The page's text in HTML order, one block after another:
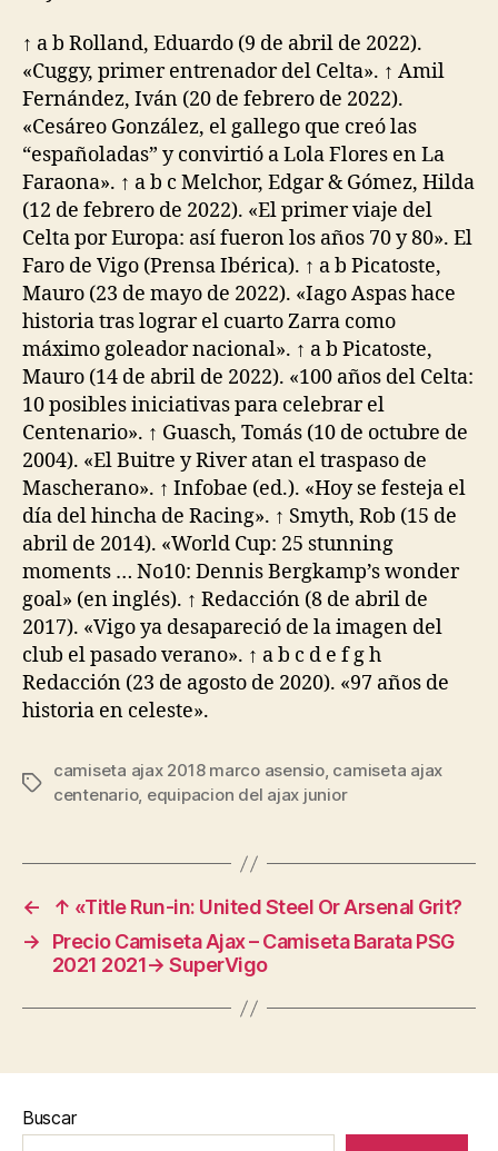
↑ a b Rolland, Eduardo (9 de abril de 2022).
«Cuggy, primer entrenador del Celta». ↑ Amil
Fernández, Iván (20 de febrero de 2022).
«Cesáreo González, el gallego que creó las
“españoladas” y convirtió a Lola Flores en La
Faraona». ↑ a b c Melchor, Edgar & Gómez, Hilda
(12 de febrero de 2022). «El primer viaje del
Celta por Europa: así fueron los años 70 y 80». El
Faro de Vigo (Prensa Ibérica). ↑ a b Picatoste,
Mauro (23 de mayo de 2022). «Iago Aspas hace
historia tras lograr el cuarto Zarra como
máximo goleador nacional». ↑ a b Picatoste,
Mauro (14 de abril de 2022). «100 años del Celta:
10 posibles iniciativas para celebrar el
Centenario». ↑ Guasch, Tomás (10 de octubre de
2004). «El Buitre y River atan el traspaso de
Mascherano». ↑ Infobae (ed.). «Hoy se festeja el
día del hincha de Racing». ↑ Smyth, Rob (15 de
abril de 2014). «World Cup: 25 stunning
moments … No10: Dennis Bergkamp’s wonder
goal» (en inglés). ↑ Redacción (8 de abril de
2017). «Vigo ya desapareció de la imagen del
club el pasado verano». ↑ a b c d e f g h
Redacción (23 de agosto de 2020). «97 años de
historia en celeste».
Etiquetas
camiseta ajax 2018 marco asensio, camiseta ajax
centenario, equipacion del ajax junior
←
↑ «Title Run-in: United Steel Or Arsenal Grit?
→
Precio Camiseta Ajax – Camiseta Barata PSG
2021 2021→ SuperVigo
Buscar